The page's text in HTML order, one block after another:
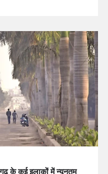
के कई इलाकों में न्यूनतम